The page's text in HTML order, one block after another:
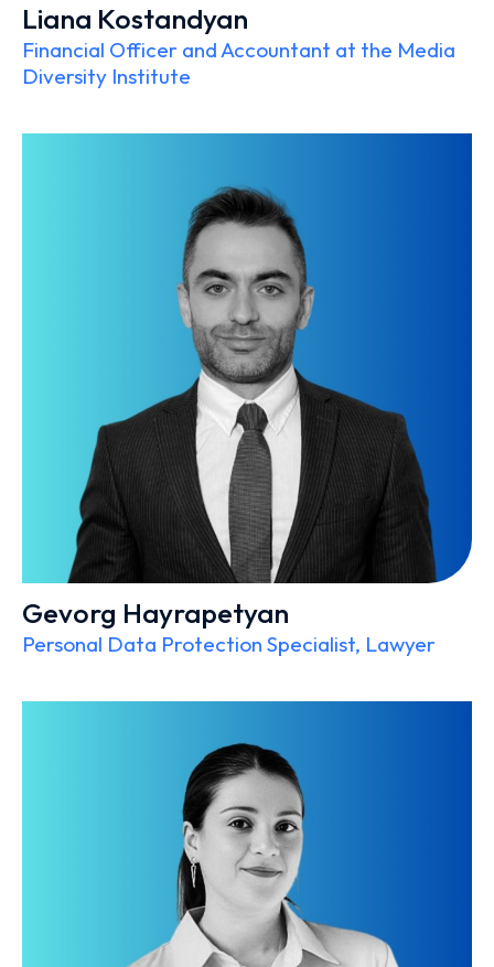
Liana Kostandyan
Financial Officer and Accountant at the Media
Diversity Institute
Gevorg Hayrapetyan
Personal Data Protection Specialist, Lawyer